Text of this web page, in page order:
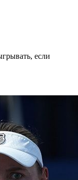
если